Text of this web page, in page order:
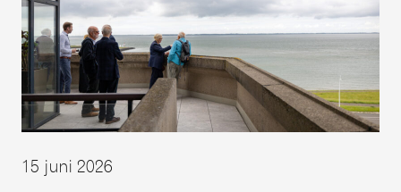
15 juni 2026